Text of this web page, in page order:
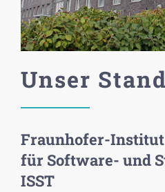
Unser
Fraunhofer-Institut
für Software- und
ISST